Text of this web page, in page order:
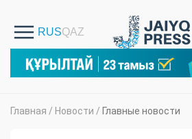
Главная / Новости / Главные новости